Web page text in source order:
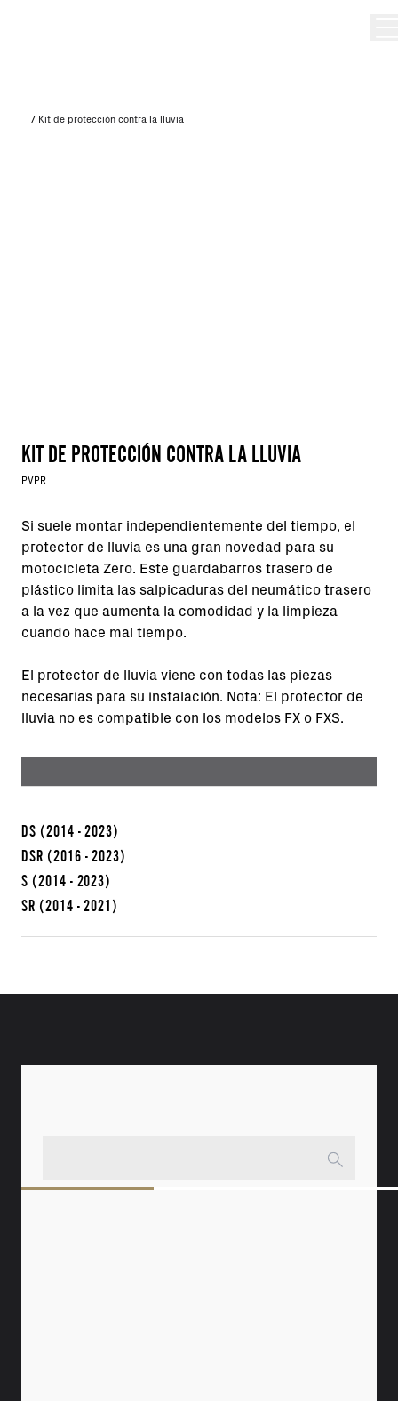
/ Kit de protección contra la lluvia
KIT DE PROTECCIÓN CONTRA LA LLUVIA
PVPR
Si suele montar independientemente del tiempo, el
protector de lluvia es una gran novedad para su
motocicleta Zero. Este guardabarros trasero de
plástico limita las salpicaduras del neumático trasero
a la vez que aumenta la comodidad y la limpieza
cuando hace mal tiempo.
El protector de lluvia viene con todas las piezas
necesarias para su instalación. Nota: El protector de
lluvia no es compatible con los modelos FX o FXS.
DS (2014 - 2023)
DSR (2016 - 2023)
S (2014 - 2023)
SR (2014 - 2021)